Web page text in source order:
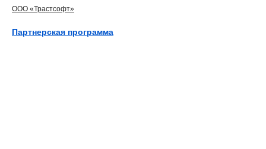
ООО «Трастсофт»
Партнерская программа